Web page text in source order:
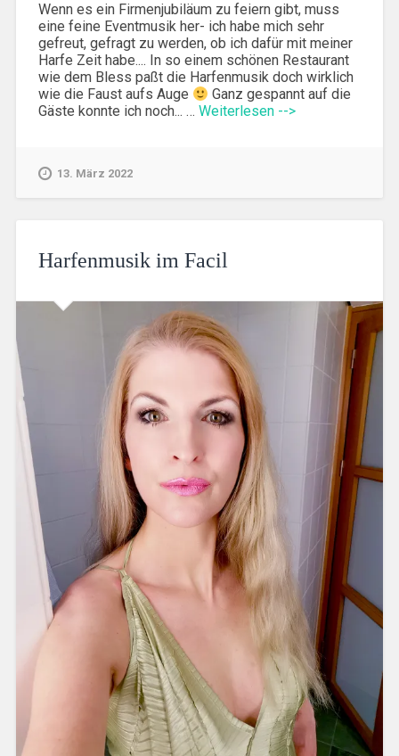
Wenn es ein Firmenjubiläum zu feiern gibt, muss
eine feine Eventmusik her- ich habe mich sehr
gefreut, gefragt zu werden, ob ich dafür mit meiner
Harfe Zeit habe.... In so einem schönen Restaurant
wie dem Bless paßt die Harfenmusik doch wirklich
wie die Faust aufs Auge
Ganz gespannt auf die
Gäste konnte ich noch... … Weiterlesen -->
13. März 2022
Harfenmusik im Facil